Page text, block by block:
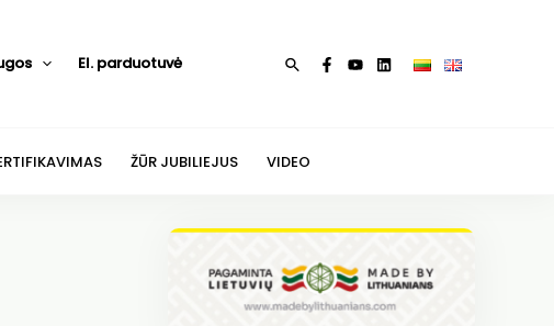
El. parduotuvė Paieška
ŽŪR JUBILIEJUS VIDEO